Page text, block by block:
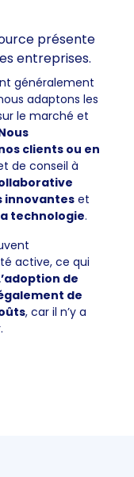
présente
entreprises.
généralement
adaptons les
le marché et
clients ou en
de conseil à
innovantes et
technologie.
active, ce qui
de
de
, car il n’y a